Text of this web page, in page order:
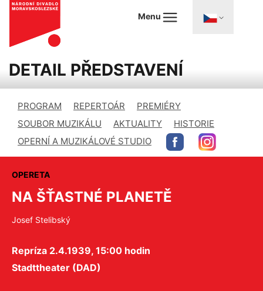
Menu
DETAIL PŘEDSTAVENÍ
PROGRAM REPERTOÁR
PREMIÉRY
SOUBOR MUZIKÁLU
AKTUALITY
HISTORIE
OPERNÍ A MUZIKÁLOVÉ STUDIO
OPERETA
NA ŠŤASTNÉ PLANETĚ
Josef Stelibský
Repríza 2.4.1939, 15:00 hodin
Stadttheater (DAD)